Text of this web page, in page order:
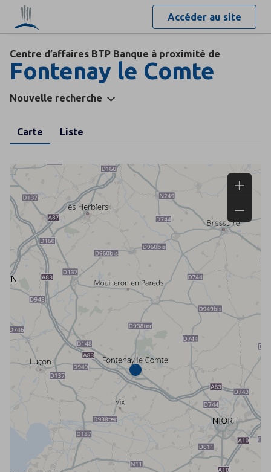
Accéder au site
Centre d’affaires BTP Banque à proximité de
Fontenay le Comte
Nouvelle recherche
Carte Liste